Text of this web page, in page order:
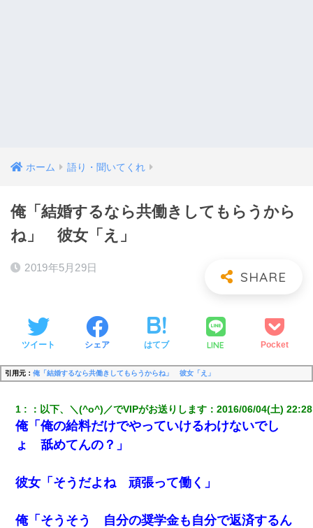
ホーム 語り・聞いてくれ
俺「結婚するなら共働きしてもらうから
ね」 彼女「え」
2019年5月29日
ツイート シェア はてブ LINE Pocket
引用元： 俺「結婚するなら共働きしてもらうからね」 彼女「え」
1 ： 以下、＼(^o^)／でVIPがお送りします ：2016/06/04(土)
俺「俺の給料だけでやっていけるわけないでし
ょ 舐めてんの？」
彼女「そうだよね 頑張って働く」
俺「そうそう 自分の奨学金も自分で返済するん